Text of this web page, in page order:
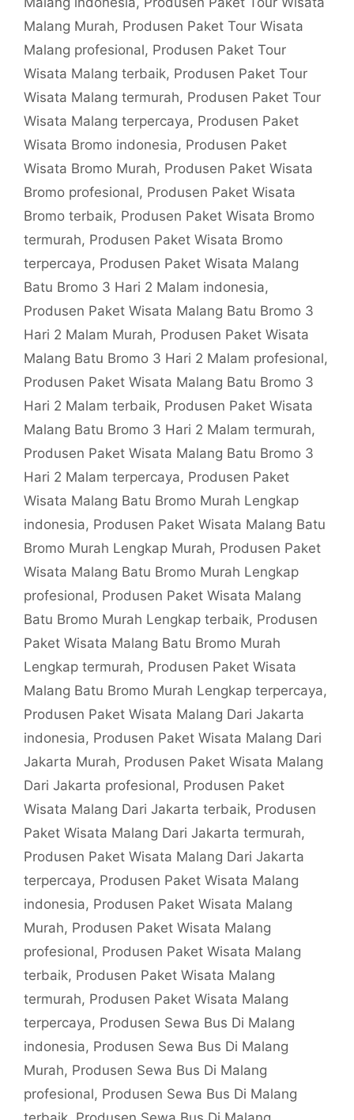
Malang Murah, Produsen Paket Tour Wisata
Malang profesional, Produsen Paket Tour
Wisata Malang terbaik, Produsen Paket Tour
Wisata Malang termurah, Produsen Paket Tour
Wisata Malang terpercaya, Produsen Paket
Wisata Bromo indonesia, Produsen Paket
Wisata Bromo Murah, Produsen Paket Wisata
Bromo profesional, Produsen Paket Wisata
Bromo terbaik, Produsen Paket Wisata Bromo
termurah, Produsen Paket Wisata Bromo
terpercaya, Produsen Paket Wisata Malang
Batu Bromo 3 Hari 2 Malam indonesia,
Produsen Paket Wisata Malang Batu Bromo 3
Hari 2 Malam Murah, Produsen Paket Wisata
Malang Batu Bromo 3 Hari 2 Malam profesional,
Produsen Paket Wisata Malang Batu Bromo 3
Hari 2 Malam terbaik, Produsen Paket Wisata
Malang Batu Bromo 3 Hari 2 Malam termurah,
Produsen Paket Wisata Malang Batu Bromo 3
Hari 2 Malam terpercaya, Produsen Paket
Wisata Malang Batu Bromo Murah Lengkap
indonesia, Produsen Paket Wisata Malang Batu
Bromo Murah Lengkap Murah, Produsen Paket
Wisata Malang Batu Bromo Murah Lengkap
profesional, Produsen Paket Wisata Malang
Batu Bromo Murah Lengkap terbaik, Produsen
Paket Wisata Malang Batu Bromo Murah
Lengkap termurah, Produsen Paket Wisata
Malang Batu Bromo Murah Lengkap terpercaya,
Produsen Paket Wisata Malang Dari Jakarta
indonesia, Produsen Paket Wisata Malang Dari
Jakarta Murah, Produsen Paket Wisata Malang
Dari Jakarta profesional, Produsen Paket
Wisata Malang Dari Jakarta terbaik, Produsen
Paket Wisata Malang Dari Jakarta termurah,
Produsen Paket Wisata Malang Dari Jakarta
terpercaya, Produsen Paket Wisata Malang
indonesia, Produsen Paket Wisata Malang
Murah, Produsen Paket Wisata Malang
profesional, Produsen Paket Wisata Malang
terbaik, Produsen Paket Wisata Malang
termurah, Produsen Paket Wisata Malang
terpercaya, Produsen Sewa Bus Di Malang
indonesia, Produsen Sewa Bus Di Malang
Murah, Produsen Sewa Bus Di Malang
profesional, Produsen Sewa Bus Di Malang